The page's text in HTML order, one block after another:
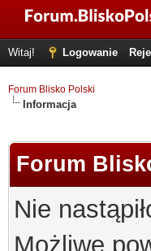
Witaj! Logowanie
Forum Blisko Polski
Informacja
Forum
Nie
Możliwe